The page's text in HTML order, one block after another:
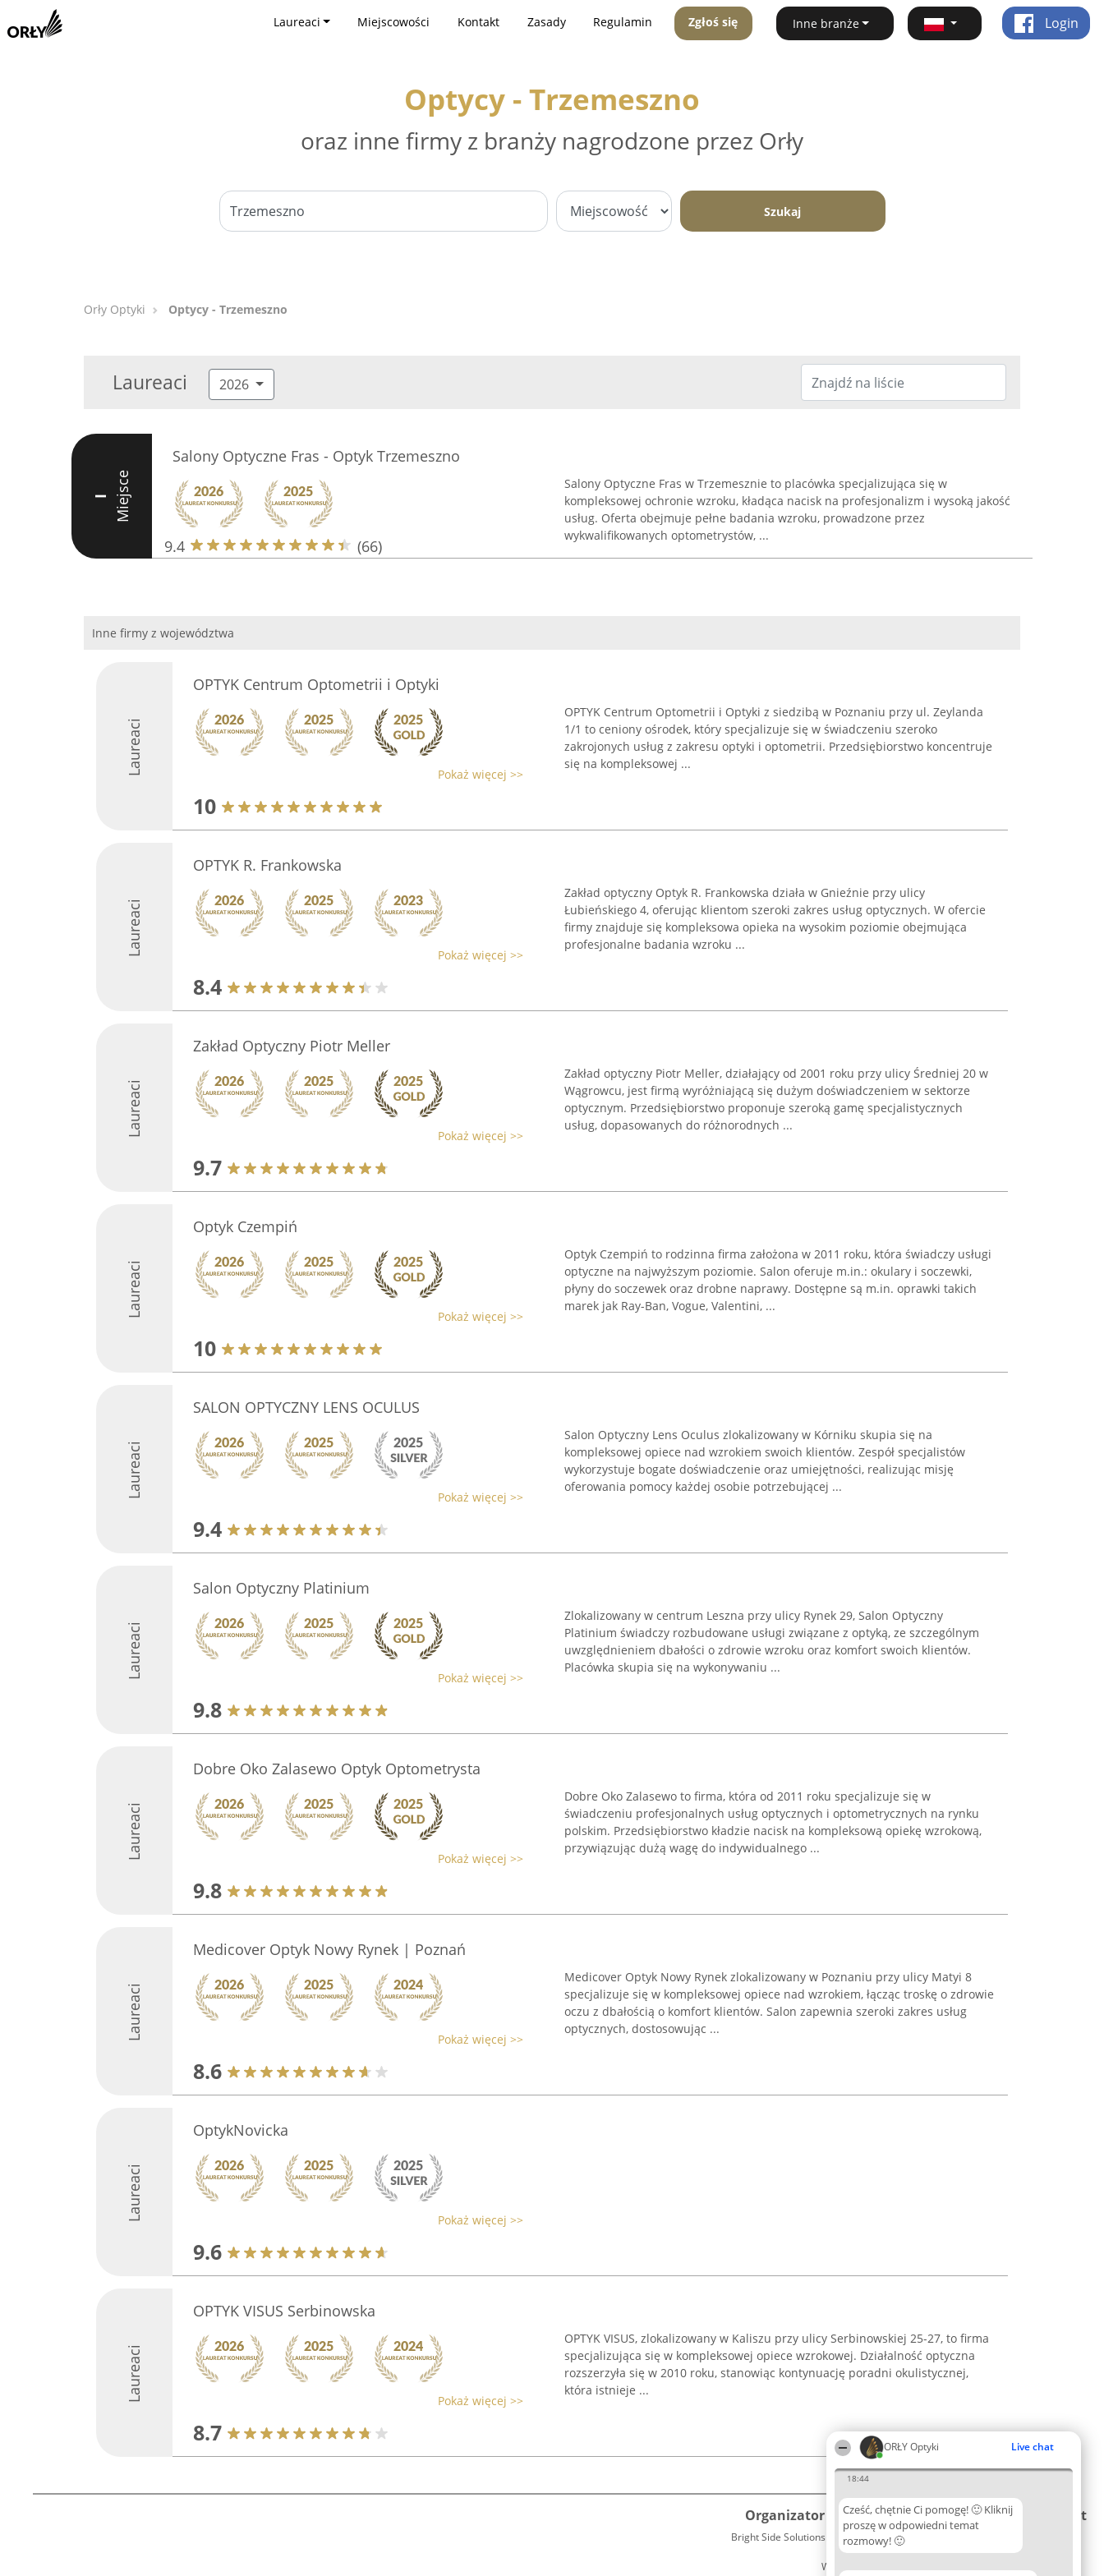
ORŁY Optyki Live chat
18:44
Cześć, chętnie Ci pomogę! 🙂 Kliknij
proszę w odpowiedni temat
rozmowy! 🙂
Laureaci Miejscowości Kontakt Zasady Regulamin Zgłoś się Inne branże Login
Optycy - Trzemeszno
oraz inne firmy z branży nagrodzone przez Orły
Szukaj
Orły Optyki Optycy - Trzemeszno
Laureaci 2026
I Miejsce
Salony Optyczne Fras - Optyk Trzemeszno
9.4 (66)
Salony Optyczne Fras w Trzemesznie to placówka specjalizująca się w
kompleksowej ochronie wzroku, kładąca nacisk na profesjonalizm i wysoką jakość
usług. Oferta obejmuje pełne badania wzroku, prowadzone przez
wykwalifikowanych optometrystów, ...
Inne firmy z województwa
Laureaci
OPTYK Centrum Optometrii i Optyki
Pokaż więcej >>
10
OPTYK Centrum Optometrii i Optyki z siedzibą w Poznaniu przy ul. Zeylanda
1/1 to ceniony ośrodek, który specjalizuje się w świadczeniu szeroko
zakrojonych usług z zakresu optyki i optometrii. Przedsiębiorstwo koncentruje
się na kompleksowej ...
Laureaci
OPTYK R. Frankowska
Pokaż więcej >>
8.4
Zakład optyczny Optyk R. Frankowska działa w Gnieźnie przy ulicy
Łubieńskiego 4, oferując klientom szeroki zakres usług optycznych. W ofercie
firmy znajduje się kompleksowa opieka na wysokim poziomie obejmująca
profesjonalne badania wzroku ...
Laureaci
Zakład Optyczny Piotr Meller
Pokaż więcej >>
9.7
Zakład optyczny Piotr Meller, działający od 2001 roku przy ulicy Średniej 20 w
Wągrowcu, jest firmą wyróżniającą się dużym doświadczeniem w sektorze
optycznym. Przedsiębiorstwo proponuje szeroką gamę specjalistycznych
usług, dopasowanych do różnorodnych ...
Laureaci
Optyk Czempiń
Pokaż więcej >>
10
Optyk Czempiń to rodzinna firma założona w 2011 roku, która świadczy usługi
optyczne na najwyższym poziomie. Salon oferuje m.in.: okulary i soczewki,
płyny do soczewek oraz drobne naprawy. Dostępne są m.in. oprawki takich
marek jak Ray-Ban, Vogue, Valentini, ...
Laureaci
SALON OPTYCZNY LENS OCULUS
Pokaż więcej >>
9.4
Salon Optyczny Lens Oculus zlokalizowany w Kórniku skupia się na
kompleksowej opiece nad wzrokiem swoich klientów. Zespół specjalistów
wykorzystuje bogate doświadczenie oraz umiejętności, realizując misję
oferowania pomocy każdej osobie potrzebującej ...
Laureaci
Salon Optyczny Platinium
Pokaż więcej >>
9.8
Zlokalizowany w centrum Leszna przy ulicy Rynek 29, Salon Optyczny
Platinium świadczy rozbudowane usługi związane z optyką, ze szczególnym
uwzględnieniem dbałości o zdrowie wzroku oraz komfort swoich klientów.
Placówka skupia się na wykonywaniu ...
Laureaci
Dobre Oko Zalasewo Optyk Optometrysta
Pokaż więcej >>
9.8
Dobre Oko Zalasewo to firma, która od 2011 roku specjalizuje się w
świadczeniu profesjonalnych usług optycznych i optometrycznych na rynku
polskim. Przedsiębiorstwo kładzie nacisk na kompleksową opiekę wzrokową,
przywiązując dużą wagę do indywidualnego ...
Laureaci
Medicover Optyk Nowy Rynek | Poznań
Pokaż więcej >>
8.6
Medicover Optyk Nowy Rynek zlokalizowany w Poznaniu przy ulicy Matyi 8
specjalizuje się w kompleksowej opiece nad wzrokiem, łącząc troskę o zdrowie
oczu z dbałością o komfort klientów. Salon zapewnia szeroki zakres usług
optycznych, dostosowując ...
Laureaci
OptykNovicka
Pokaż więcej >>
9.6
Laureaci
OPTYK VISUS Serbinowska
Pokaż więcej >>
8.7
OPTYK VISUS, zlokalizowany w Kaliszu przy ulicy Serbinowskiej 25-27, to firma
specjalizująca się w kompleksowej opiece wzrokowej. Działalność optyczna
rozszerzyła się w 2010 roku, stanowiąc kontynuację poradni okulistycznej,
która istnieje ...
Organizator plebiscytu
Bright Side Solutions sp. z o. o. sp. k.
ul. Ruska 22
Wrocław 50-079
Plebiscyt
Lista
Kontakt